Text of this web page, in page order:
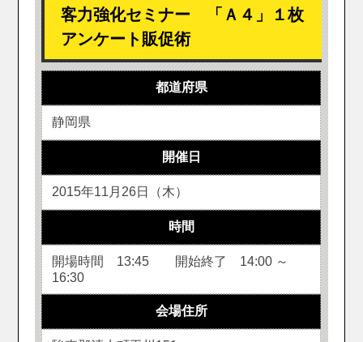
客力強化セミナー 「Ａ４」１枚
アンケート販促術
都道府県
静岡県
開催日
2015年11月26日（木）
時間
開場時間 13:45 開始終了 14:00 ～
16:30
会場住所